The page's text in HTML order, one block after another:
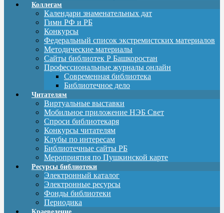
Коллегам
Календари знаменательных дат
Гимн РФ и РБ
Конкурсы
Федеральный список экстремистских материалов
Методические материалы
Сайты библиотек Р Башкоростан
Профессиональные журналы онлайн
Современная библиотека
Библиотечное дело
Читателям
Виртуальные выставки
Мобильное приложение НЭБ Свет
Спроси библиотекаря
Конкурсы читателям
Клубы по интересам
Библиотечные сайты РБ
Мероприятия по Пушкинской карте
Ресурсы библиотеки
Электронный каталог
Электронные ресурсы
Фонды библиотеки
Периодика